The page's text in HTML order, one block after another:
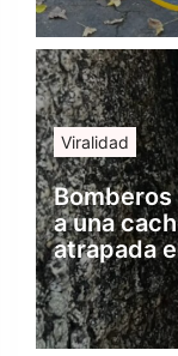
Viralidad
a una
atrapada